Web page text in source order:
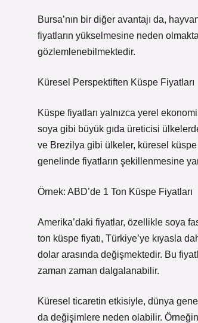
Bursa’nın bir diğer avantajı da,
fiyatların yükselmesine neden
gözlemlenebilmektedir.
Küresel Perspektiften Küspe Fiyatları
Küspe fiyatları yalnızca yerel
soya gibi büyük gıda üreticisi
ve Brezilya gibi ülkeler, küresel
genelinde fiyatların şekillenmesine
Örnek: ABD’de 1 Ton Küspe Fiyatları
Amerika’daki fiyatlar, özellikle soya
ton küspe fiyatı, Türkiye’ye kıyasla
dolar arasında değişmektedir. Bu
zaman zaman dalgalanabilir.
Küresel ticaretin etkisiyle, dünya
da değişimlere neden olabilir.